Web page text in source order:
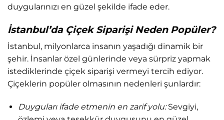
duygularınızı en güzel şekilde ifade eder.
İstanbul’da Çiçek Siparişi Neden Popüler?
İstanbul, milyonlarca insanın yaşadığı dinamik bir
şehir. İnsanlar özel günlerinde veya sürpriz yapmak
istediklerinde çiçek siparişi vermeyi tercih ediyor.
Çiçeklerin popüler olmasının nedenleri şunlardır:
Duyguları ifade etmenin en zarif yolu:Sevgiyi,